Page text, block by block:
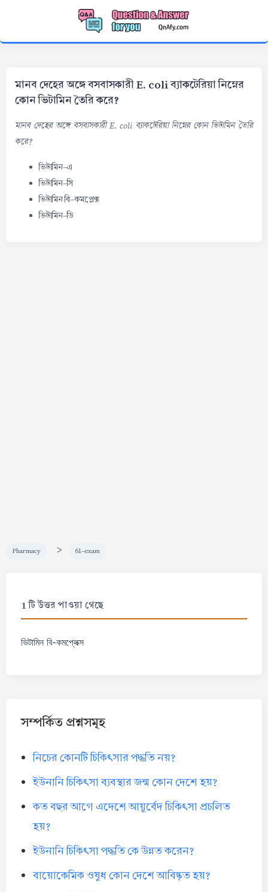
মানব দেহের অঙ্গে বসবাসকারী E. coli ব্যাকটেরিয়া নিম্নের
কোন ভিটামিন তৈরি করে?
মানব দেহের অঙ্গে বসবাসকারী E. coli ব্যাকটেরিয়া নিম্নের কোন ভিটামিন তৈরি
করে?
ভিটামিন-এ
ভিটামিন-সি
ভিটামিন বি-কমপ্লেক্স
ভিটামিন-ডি
Pharmacy > 61-exam
1 টি উত্তর পাওয়া গেছে
ভিটামিন বি-কমপ্লেক্স
সম্পর্কিত প্রশ্নসমূহ
নিচের কোনটি চিকিৎসার পদ্ধতি নয়?
ইউনানি চিকিৎসা ব্যবস্থার জন্ম কোন দেশে হয়?
কত বছর আগে এদেশে আয়ুর্বেদ চিকিৎসা প্রচলিত
হয়?
ইউনানি চিকিৎসা পদ্ধতি কে উন্নত করেন?
বায়োকেমিক ওষুধ কোন দেশে আবিষ্কৃত হয়?